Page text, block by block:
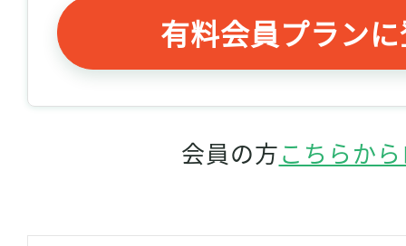
有料会員プラン
会員の方こちらか